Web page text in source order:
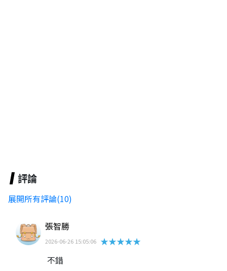
評論
展開所有評論(10)
張智勝
2026-06-26 15:05:06 ★★★★★
不錯